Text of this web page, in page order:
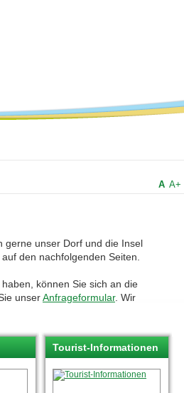
A A+
gerne unser Dorf und die Insel
den nachfolgenden Seiten.
können Sie sich an die
unserAnfrageformular. Wir
Tourist-Informationen